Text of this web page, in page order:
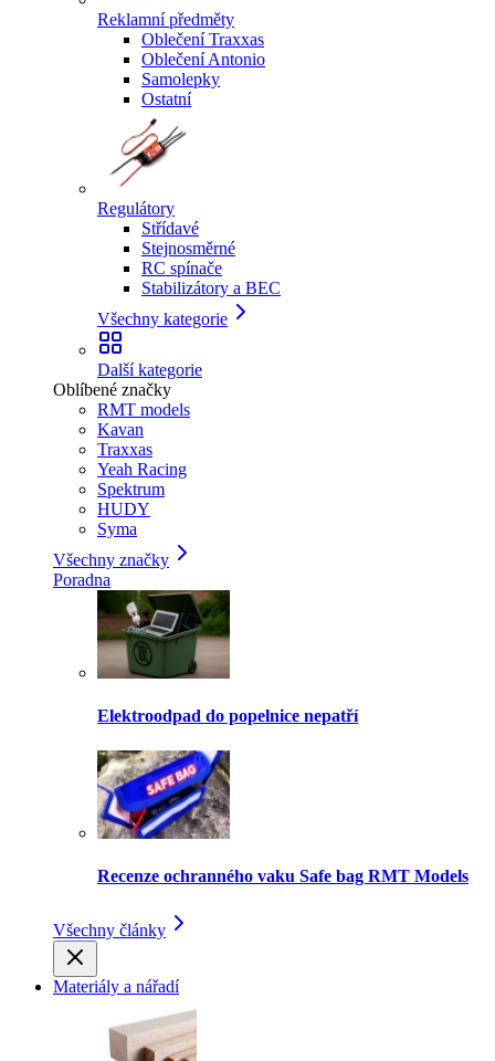
Reklamní předměty
Oblečení Traxxas
Oblečení Antonio
Samolepky
Ostatní
Regulátory
Střídavé
Stejnosměrné
RC spínače
Stabilizátory a BEC
Všechny kategorie
Další kategorie
Oblíbené značky
RMT models
Kavan
Traxxas
Yeah Racing
Spektrum
HUDY
Syma
Všechny značky
Poradna
Elektroodpad do popelnice nepatří
Recenze ochranného vaku Safe bag RMT Models
Všechny články
Materiály a nářadí